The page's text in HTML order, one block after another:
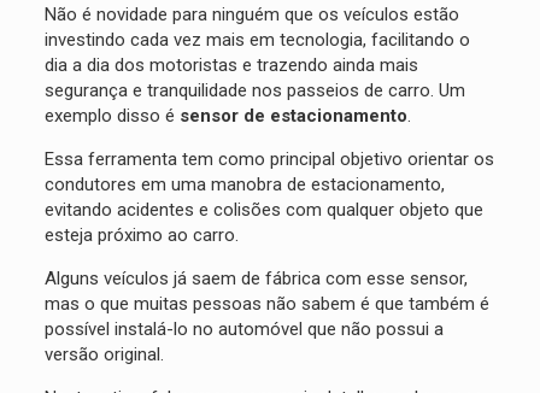
Não é novidade para ninguém que os veículos estão
investindo cada vez mais em tecnologia, facilitando o
dia a dia dos motoristas e trazendo ainda mais
segurança e tranquilidade nos passeios de carro. Um
exemplo disso é sensor de estacionamento.
Essa ferramenta tem como principal objetivo orientar os
condutores em uma manobra de estacionamento,
evitando acidentes e colisões com qualquer objeto que
esteja próximo ao carro.
Alguns veículos já saem de fábrica com esse sensor,
mas o que muitas pessoas não sabem é que também é
possível instalá-lo no automóvel que não possui a
versão original.